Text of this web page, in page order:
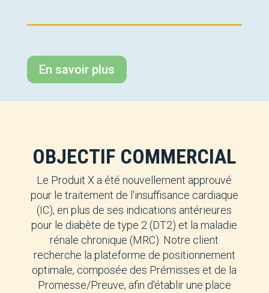
En savoir plus
OBJECTIF COMMERCIAL
Le Produit X a été nouvellement approuvé
pour le traitement de l'insuffisance cardiaque
(IC), en plus de ses indications antérieures
pour le diabète de type 2 (DT2) et la maladie
rénale chronique (MRC). Notre client
recherche la plateforme de positionnement
optimale, composée des Prémisses et de la
Promesse/Preuve, afin d'établir une place